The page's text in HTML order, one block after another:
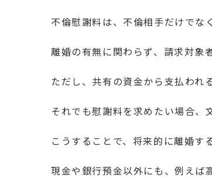
不倫慰謝料は、不倫相手だけでな
離婚の有無に関わらず、請求対象
ただし、共有の資金から支払われ
それでも慰謝料を求めたい場合、
こうすることで、将来的に離婚す
現金や銀行預金以外にも、例えば